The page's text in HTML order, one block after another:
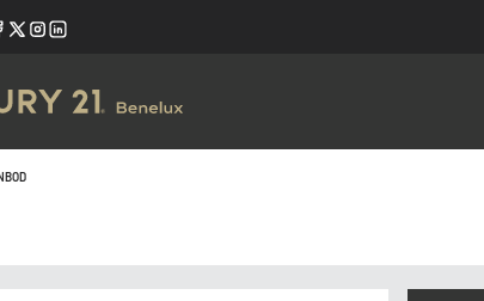
in Braine-le-Comte / s-Gravenbrakel (7090,